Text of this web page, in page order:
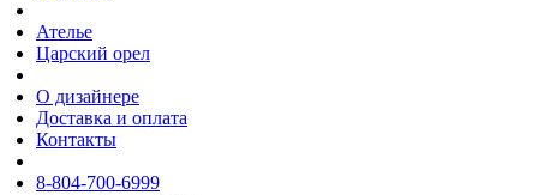
Ателье
Царский орел
О дизайнере
Доставка и оплата
Контакты
8-804-700-6999